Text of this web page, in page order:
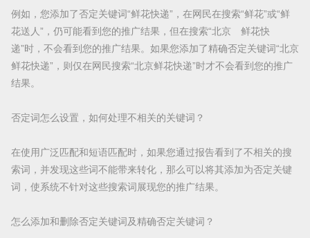
例如，您添加了否定关键词“鲜花快递”，在网民在搜索“鲜花”或“鲜
花送人”，仍可能看到您的推广结果，但在搜索“北京 鲜花快
递”时，不会看到您的推广结果。如果您添加了精确否定关键词“北京
鲜花快递”，则仅在网民搜索“北京鲜花快递”时才不会看到您的推广
结果。
否定词怎么设置，如何处理不相关的关键词？
在使用广泛匹配和短语匹配时，如果您通过报告看到了不相关的搜
索词，并发现这些词不能带来转化，那么可以将其添加为否定关键
词，使系统不针对这些搜索词展现您的推广结果。
怎么添加和删除否定关键词及精确否定关键词？